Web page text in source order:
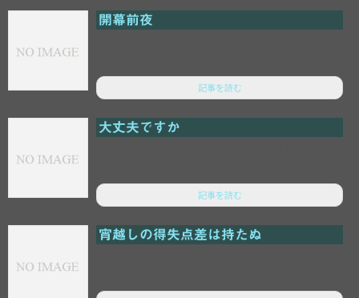
開幕前夜
記事を読む
大丈夫ですか
記事を読む
宵越しの得失点差は持たぬ